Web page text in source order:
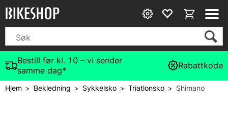
Bestill før kl. 10 – vi sender
samme dag*
Rabattkode
Hjem> Bekledning > Sykkelsko>Triatlonsko> Shimano